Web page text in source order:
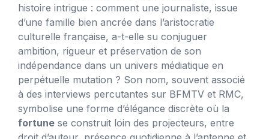
histoire intrigue : comment une journaliste, issue
d’une famille bien ancrée dans l’aristocratie
culturelle française, a-t-elle su conjuguer
ambition, rigueur et préservation de son
indépendance dans un univers médiatique en
perpétuelle mutation ? Son nom, souvent associé
à des interviews percutantes sur BFMTV et RMC,
symbolise une forme d’élégance discrète où la
fortune se construit loin des projecteurs, entre